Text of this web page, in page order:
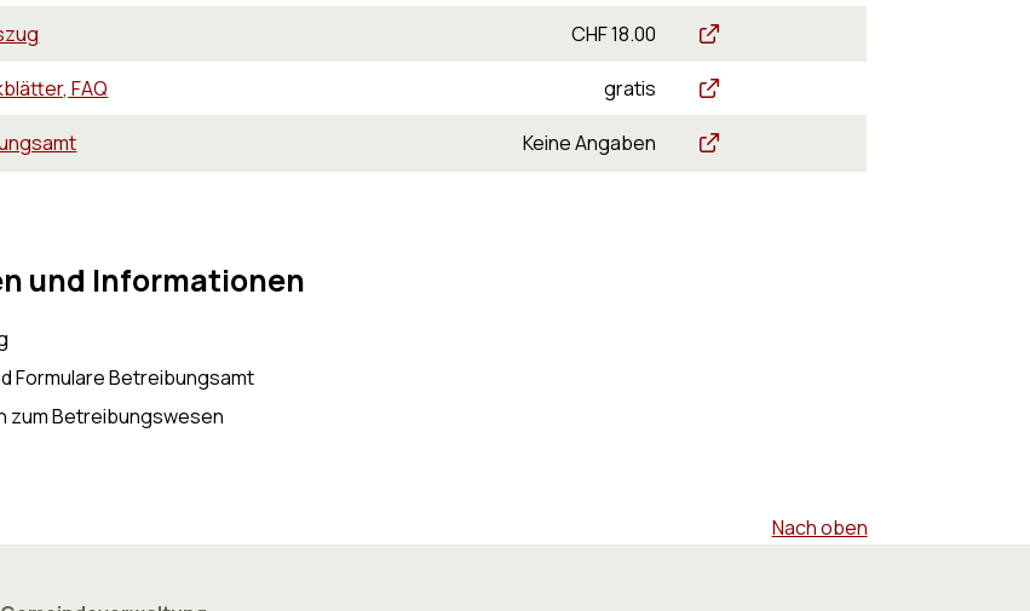
CHF 18.00 Regionales Betreibungsamt
FAQ gratis Diverse Formulare
Keine Angaben Regionales Betreibungsamt
und Informationen
Formulare Betreibungsamt
zum Betreibungswesen
Nach oben